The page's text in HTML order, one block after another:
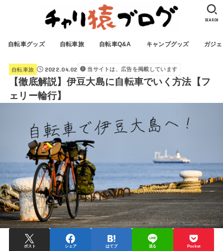
自転車グッズ 自転車旅 自転車Q&A キャンプグッズ ガジ
SEARCH
自転車旅 2022.04.02 当サイトは、広告を掲載しています
【徹底解説】伊豆大島に自転車でいく方法【フ
ェリー輪行】
ポスト シェア はてブ 送る Pocket